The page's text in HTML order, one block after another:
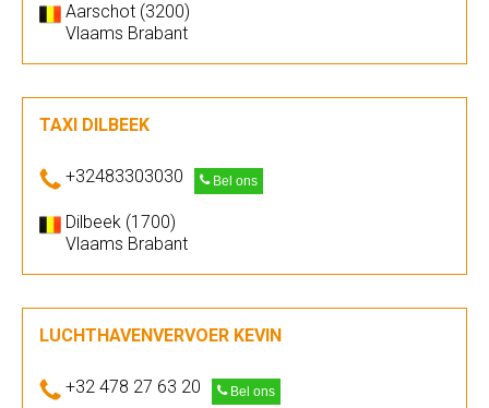
Aarschot (3200)
Vlaams Brabant
TAXI DILBEEK
+32483303030 Bel ons
Dilbeek (1700)
Vlaams Brabant
LUCHTHAVENVERVOER KEVIN
+32 478 27 63 20 Bel ons